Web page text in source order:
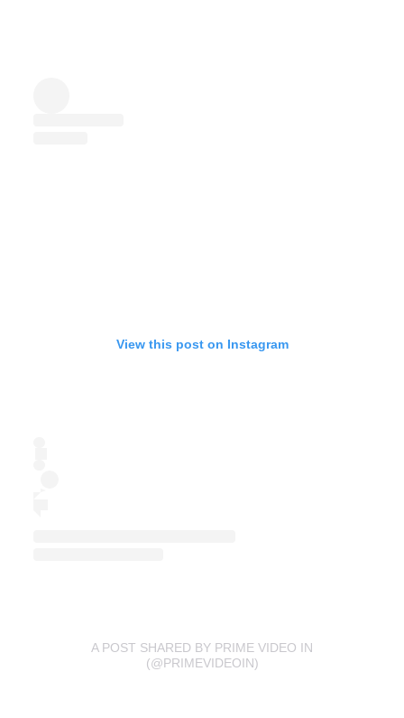
View this post on Instagram
A POST SHARED BY PRIME VIDEO IN
(@PRIMEVIDEOIN)